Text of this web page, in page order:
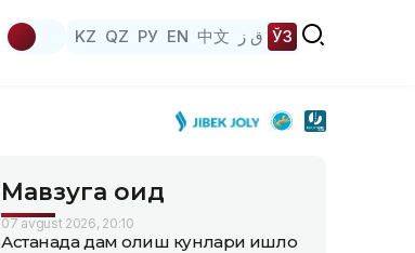
KZ QZ РУ EN 中文 ق ز ЎЗ
Мавзуга оид
07 avgust 2026, 20:10
Астанада дам олиш кунлари қишлоқ